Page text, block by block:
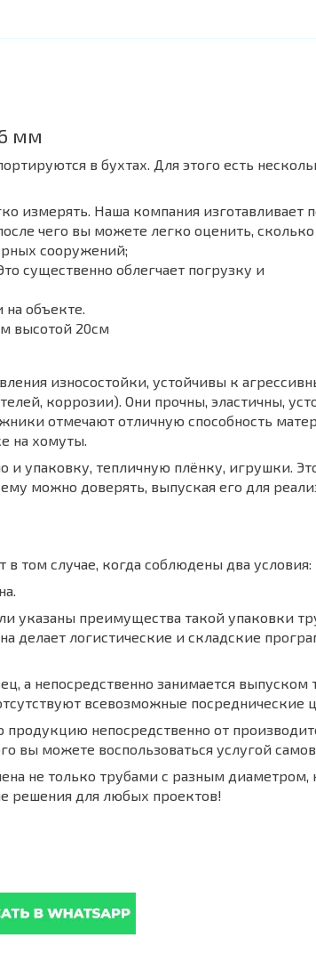
мм
в бухтах. Для этого есть
измерять. Наша компания изготавливает
чего вы можете легко оценить, сколько
сооружений;
существенно облегчает погрузку и
объекте.
высотой 20см
износостойки, устойчивы к
коррозии). Они прочны, эластичны,
отмечают отличную способность
на хомуты.
и упаковку, тепличную плёнку, игрушки.
можно доверять, выпуская его для
том случае, когда соблюдены два условия:
указаны преимущества такой упаковки
делает логистические и складские
а непосредственно занимается выпуском
всевозможные посреднические
непосредственно от
вы можете воспользоваться услугой
не только трубами с разным диаметром,
решения для любых проектов!